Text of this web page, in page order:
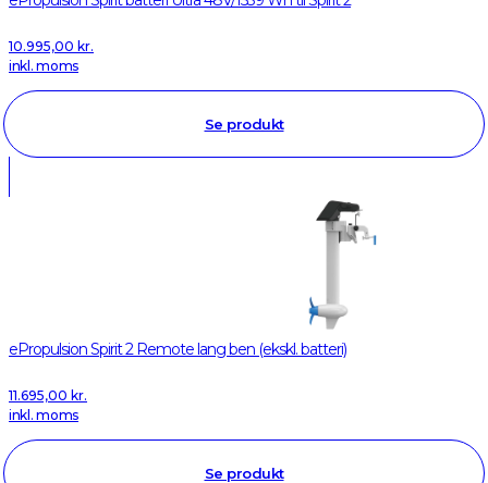
10.995,00 kr.
inkl. moms
Se produkt
ePropulsion Spirit 2 Remote lang ben (ekskl. batteri)
11.695,00 kr.
inkl. moms
Se produkt